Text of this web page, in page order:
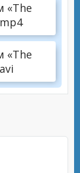
«The
«The